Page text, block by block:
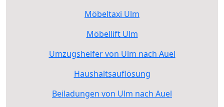
Möbeltaxi Ulm
Möbellift Ulm
Umzugshelfer von Ulm nach Auel
Haushaltsauflösung
Beiladungen von Ulm nach Auel